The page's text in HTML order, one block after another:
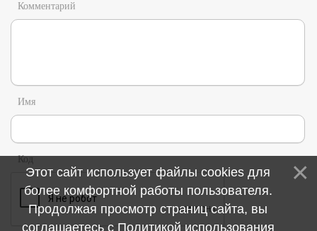
Комментарий
Имя
Код
Этот сайт использует файлы cookies для
более комфортной работы пользователя.
Продолжая просмотр страниц сайта, вы
соглашаетесь с Политикой использования